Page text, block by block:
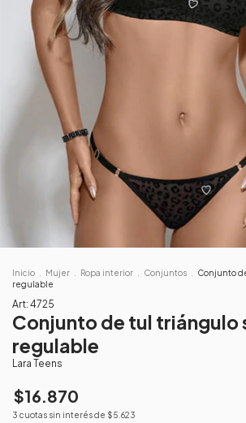
Inicio Mujer Ropa interior Conjuntos
Conjunto
regulable
Art: 4725
Conjunto de tul triángulo
regulable
Lara Teens
$16.870
3 cuotas sin interés de $5.623